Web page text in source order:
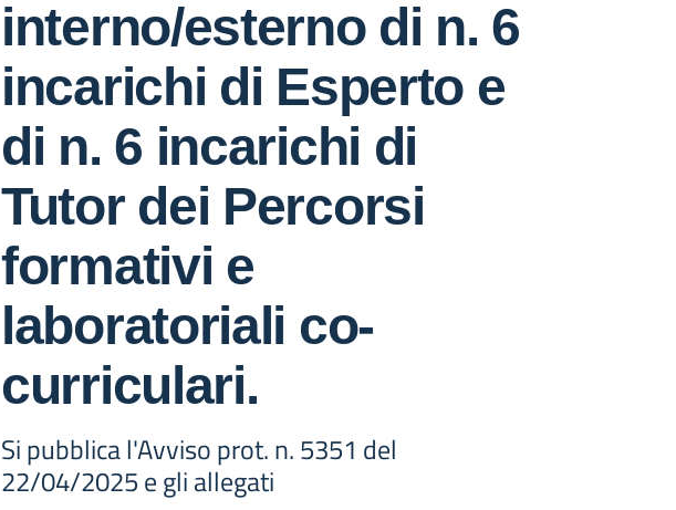
interno/esterno di n. 6
incarichi di Esperto e
di n. 6 incarichi di
Tutor dei Percorsi
formativi e
laboratoriali co-
curriculari.
Si pubblica l'Avviso prot. n. 5351 del
22/04/2025 e gli allegati